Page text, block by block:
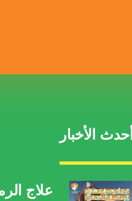
أحدث الأخبار
علاج